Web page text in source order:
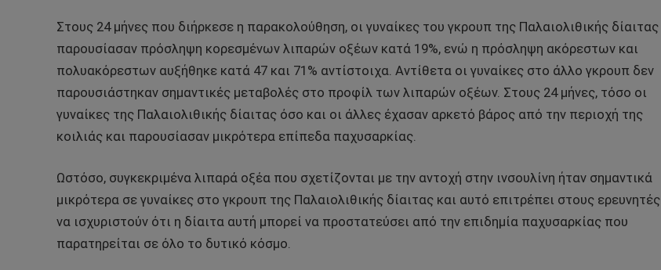
Στους 24 μήνες που διήρκεσε η παρακολούθηση, οι γυναίκες του γκρουπ της Παλαιολιθικής δίαιτας
παρουσίασαν πρόσληψη κορεσμένων λιπαρών οξέων κατά 19%, ενώ η πρόσληψη ακόρεστων και
πολυακόρεστων αυξήθηκε κατά 47 και 71% αντίστοιχα. Αντίθετα οι γυναίκες στο άλλο γκρουπ δεν
παρουσιάστηκαν σημαντικές μεταβολές στο προφίλ των λιπαρών οξέων. Στους 24 μήνες, τόσο οι
γυναίκες της Παλαιολιθικής δίαιτας όσο και οι άλλες έχασαν αρκετό βάρος από την περιοχή της
κοιλιάς και παρουσίασαν μικρότερα επίπεδα παχυσαρκίας.
Ωστόσο, συγκεκριμένα λιπαρά οξέα που σχετίζονται με την αντοχή στην ινσουλίνη ήταν σημαντικά
μικρότερα σε γυναίκες στο γκρουπ της Παλαιολιθικής δίαιτας και αυτό επιτρέπει στους ερευνητές
να ισχυριστούν ότι η δίαιτα αυτή μπορεί να προστατεύσει από την επιδημία παχυσαρκίας που
παρατηρείται σε όλο το δυτικό κόσμο.